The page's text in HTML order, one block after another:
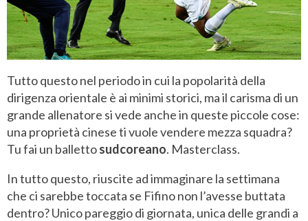
Tutto questo nel periodo in cui la popolarità della
dirigenza orientale è ai minimi storici, ma il carisma di un
grande allenatore si vede anche in queste piccole cose:
una proprietà cinese ti vuole vendere mezza squadra?
Tu fai un ballettosudcoreano. Masterclass.
In tutto questo, riuscite ad immaginare la settimana
che ci sarebbe toccata se Fifino non l’avesse buttata
dentro? Unico pareggio di giornata, unica delle grandi a